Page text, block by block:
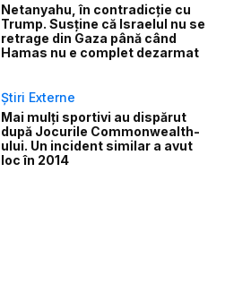
Netanyahu, în contradicție cu
Trump. Susține că Israelul nu se
retrage din Gaza până când
Hamas nu e complet dezarmat
Știri Externe
Mai mulți sportivi au dispărut
după Jocurile Commonwealth-
ului. Un incident similar a avut
loc în 2014